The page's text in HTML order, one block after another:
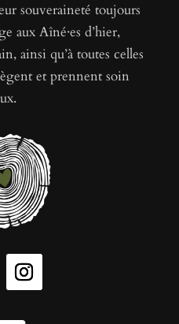
souveraineté toujours
aux Aîné·es d’hier,
ainsi qu’à toutes celles
et prennent soin